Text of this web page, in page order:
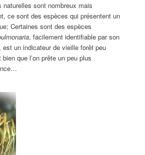
sont nombreux mais
ce sont des espèces qui présentent un
Certaines sont des espèces
, facilement identifiable par son
est un indicateur de vieille forêt peu
que l’on prête un peu plus